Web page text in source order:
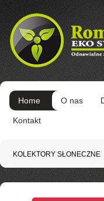
Home O nas
Kontakt
KOLEKTORY SŁONECZNE